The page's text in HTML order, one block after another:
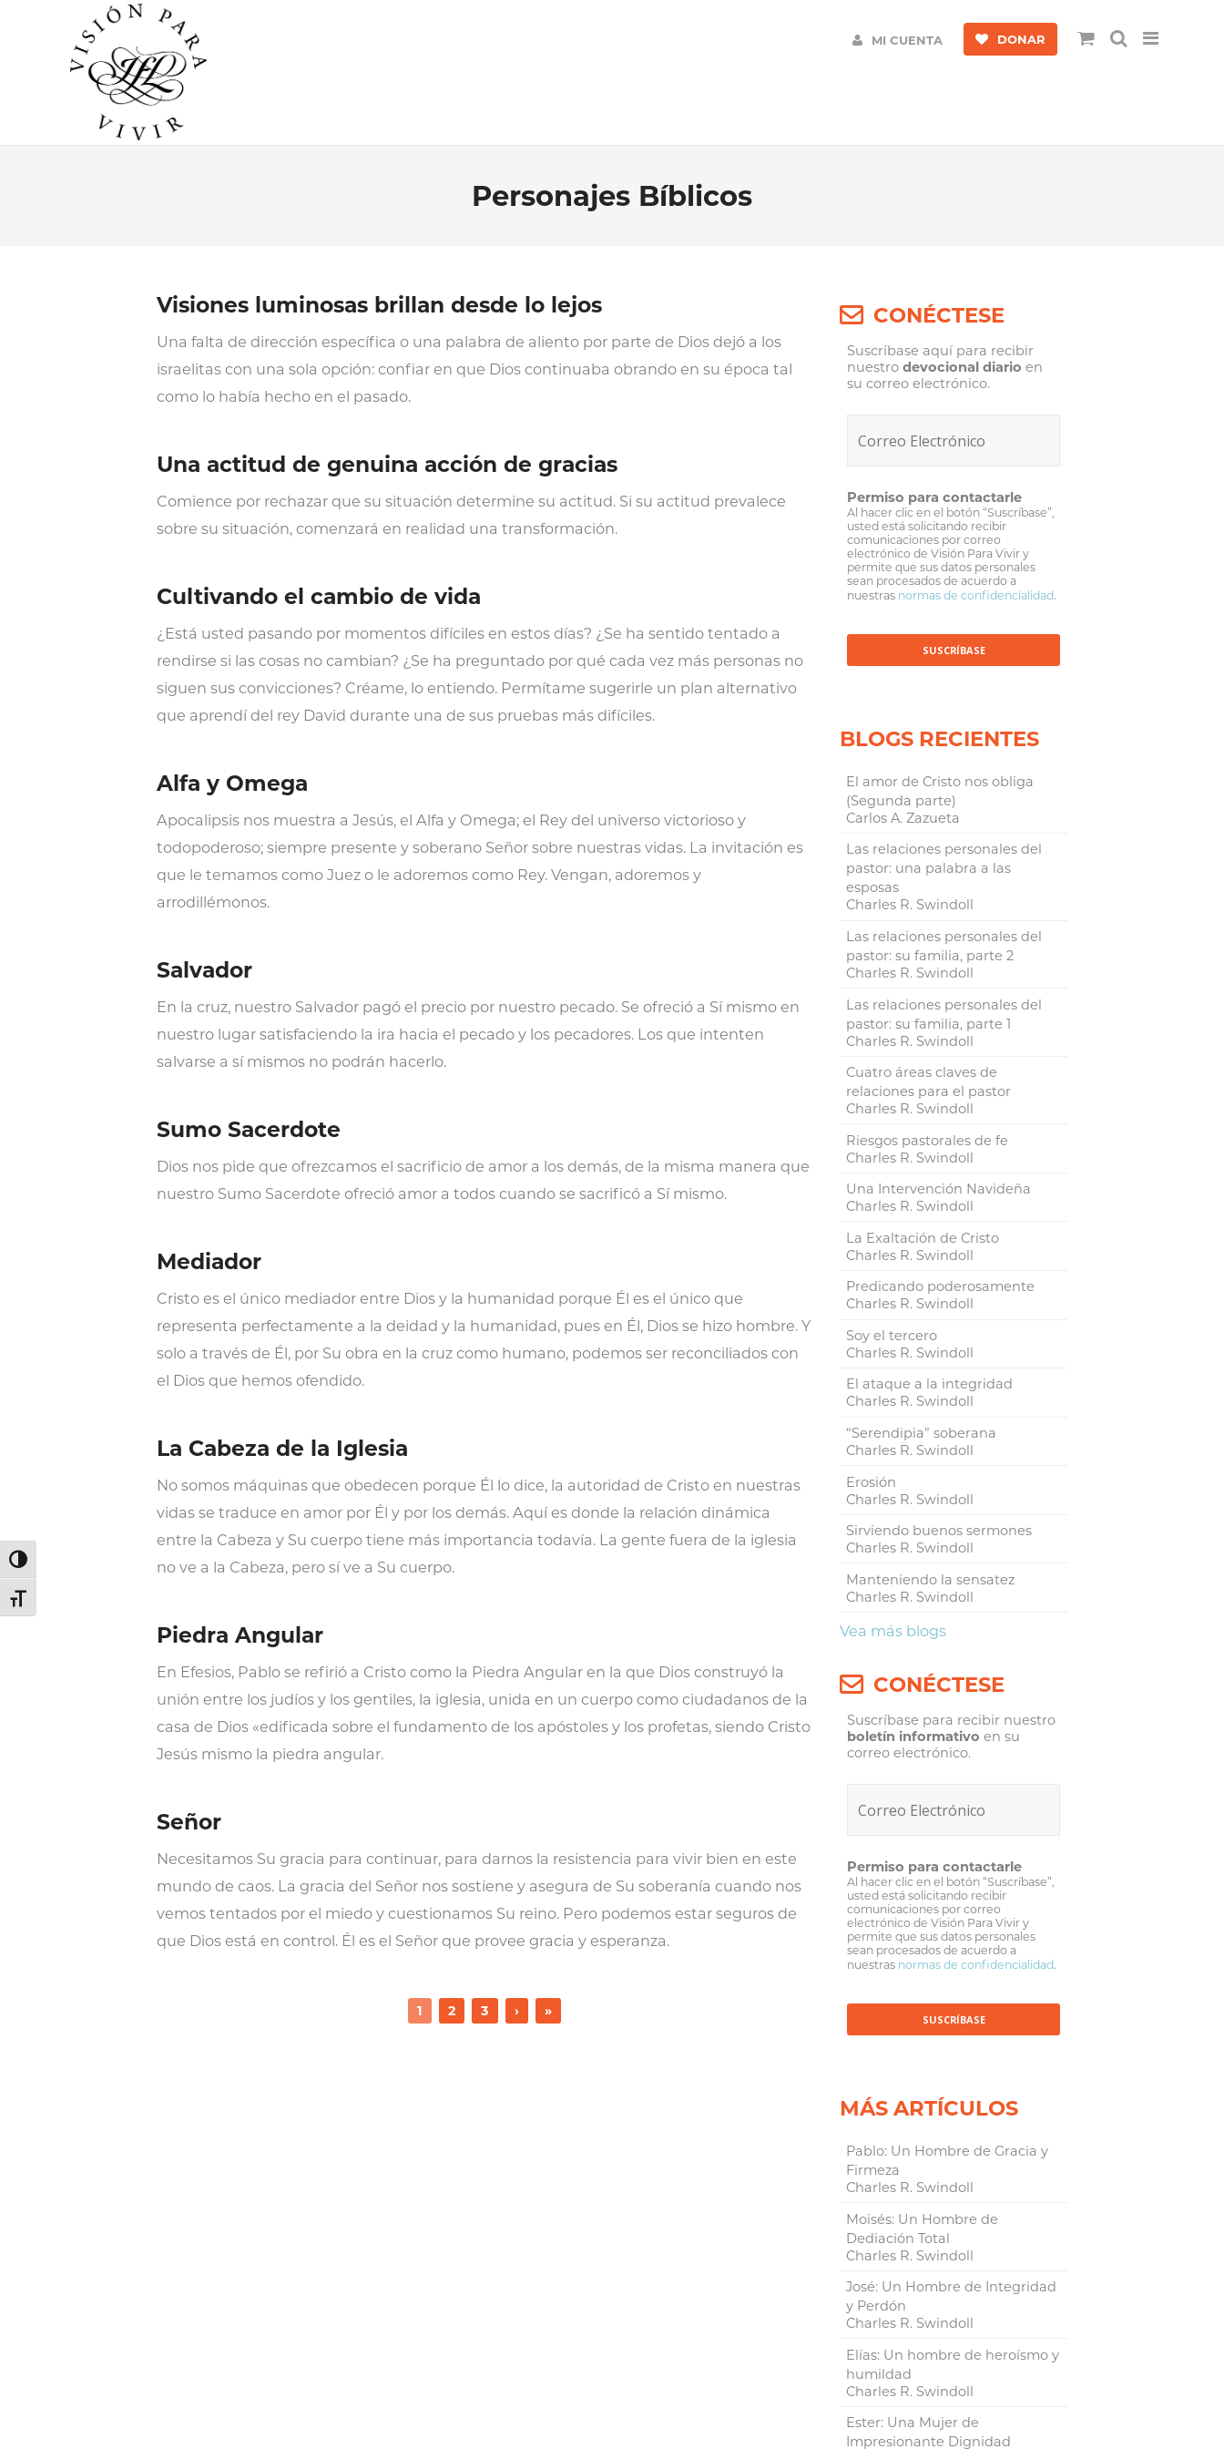
Alternar alto contraste
Alternar tamaño de letra
MI CUENTA DONAR
Personajes Bíblicos
Visiones luminosas brillan desde lo lejos
Una falta de dirección específica o una palabra de aliento por parte de Dios dejó a los
israelitas con una sola opción: confiar en que Dios continuaba obrando en su época tal
como lo había hecho en el pasado.
Una actitud de genuina acción de gracias
Comience por rechazar que su situación determine su actitud. Si su actitud prevalece
sobre su situación, comenzará en realidad una transformación.
Cultivando el cambio de vida
¿Está usted pasando por momentos difíciles en estos días? ¿Se ha sentido tentado a
rendirse si las cosas no cambian? ¿Se ha preguntado por qué cada vez más personas no
siguen sus convicciones? Créame, lo entiendo. Permítame sugerirle un plan alternativo
que aprendí del rey David durante una de sus pruebas más difíciles.
Alfa y Omega
Apocalipsis nos muestra a Jesús, el Alfa y Omega; el Rey del universo victorioso y
todopoderoso; siempre presente y soberano Señor sobre nuestras vidas. La invitación es
que le temamos como Juez o le adoremos como Rey. Vengan, adoremos y
arrodillémonos.
Salvador
En la cruz, nuestro Salvador pagó el precio por nuestro pecado. Se ofreció a Sí mismo en
nuestro lugar satisfaciendo la ira hacia el pecado y los pecadores. Los que intenten
salvarse a sí mismos no podrán hacerlo.
Sumo Sacerdote
Dios nos pide que ofrezcamos el sacrificio de amor a los demás, de la misma manera que
nuestro Sumo Sacerdote ofreció amor a todos cuando se sacrificó a Sí mismo.
Mediador
Cristo es el único mediador entre Dios y la humanidad porque Él es el único que
representa perfectamente a la deidad y la humanidad, pues en Él, Dios se hizo hombre. Y
solo a través de Él, por Su obra en la cruz como humano, podemos ser reconciliados con
el Dios que hemos ofendido.
La Cabeza de la Iglesia
No somos máquinas que obedecen porque Él lo dice, la autoridad de Cristo en nuestras
vidas se traduce en amor por Él y por los demás. Aquí es donde la relación dinámica
entre la Cabeza y Su cuerpo tiene más importancia todavía. La gente fuera de la iglesia
no ve a la Cabeza, pero sí ve a Su cuerpo.
Piedra Angular
En Efesios, Pablo se refirió a Cristo como la Piedra Angular en la que Dios construyó la
unión entre los judíos y los gentiles, la iglesia, unida en un cuerpo como ciudadanos de la
casa de Dios «edificada sobre el fundamento de los apóstoles y los profetas, siendo Cristo
Jesús mismo la piedra angular.
Señor
Necesitamos Su gracia para continuar, para darnos la resistencia para vivir bien en este
mundo de caos. La gracia del Señor nos sostiene y asegura de Su soberanía cuando nos
vemos tentados por el miedo y cuestionamos Su reino. Pero podemos estar seguros de
que Dios está en control. Él es el Señor que provee gracia y esperanza.
1 2 3 › »
CONÉCTESE
Suscríbase aquí para recibir
nuestrodevocional diario en
su correo electrónico.
Permiso para contactarle
Al hacer clic en el botón “Suscríbase”,
usted está solicitando recibir
comunicaciones por correo
electrónico de Visión Para Vivir y
permite que sus datos personales
sean procesados de acuerdo a
nuestras normas de confidencialidad.
BLOGS RECIENTES
El amor de Cristo nos obliga
(Segunda parte)
Carlos A. Zazueta
Las relaciones personales del
pastor: una palabra a las
esposas
Charles R. Swindoll
Las relaciones personales del
pastor: su familia, parte 2
Charles R. Swindoll
Las relaciones personales del
pastor: su familia, parte 1
Charles R. Swindoll
Cuatro áreas claves de
relaciones para el pastor
Charles R. Swindoll
Riesgos pastorales de fe
Charles R. Swindoll
Una Intervención Navideña
Charles R. Swindoll
La Exaltación de Cristo
Charles R. Swindoll
Predicando poderosamente
Charles R. Swindoll
Soy el tercero
Charles R. Swindoll
El ataque a la integridad
Charles R. Swindoll
“Serendipia” soberana
Charles R. Swindoll
Erosión
Charles R. Swindoll
Sirviendo buenos sermones
Charles R. Swindoll
Manteniendo la sensatez
Charles R. Swindoll
Vea más blogs
CONÉCTESE
Suscríbase para recibir nuestro
boletín informativo en su
correo electrónico.
Permiso para contactarle
Al hacer clic en el botón “Suscríbase”,
usted está solicitando recibir
comunicaciones por correo
electrónico de Visión Para Vivir y
permite que sus datos personales
sean procesados de acuerdo a
nuestras normas de confidencialidad.
MÁS ARTÍCULOS
Pablo: Un Hombre de Gracia y
Firmeza
Charles R. Swindoll
Moisés: Un Hombre de
Dediación Total
Charles R. Swindoll
José: Un Hombre de Integridad
y Perdón
Charles R. Swindoll
Elías: Un hombre de heroísmo y
humildad
Charles R. Swindoll
Ester: Una Mujer de
Impresionante Dignidad